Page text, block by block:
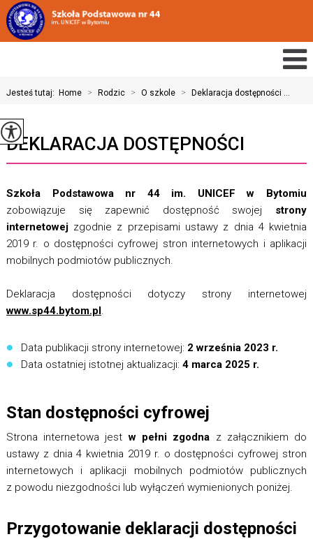
Jesteś tutaj: Home > Rodzic > O szkole > Deklaracja dostępności ...
DEKLARACJA DOSTĘPNOŚCI
Szkoła Podstawowa nr 44 im. UNICEF w Bytomiu
zobowiązuje się zapewnić dostępność swojej strony
internetowejzgodnie z przepisami ustawy z dnia 4 kwietnia
2019 r. o dostępności cyfrowej stron internetowych i aplikacji
mobilnych podmiotów publicznych.
Deklaracja dostępności dotyczy strony internetowej
www.sp44.bytom.pl.
Data publikacji strony internetowej: 2 września 2023 r.
Data ostatniej istotnej aktualizacji:4 marca 2025 r.
Stan dostępności cyfrowej
Strona internetowa jestw pełni zgodna z załącznikiem do
ustawy z dnia 4 kwietnia 2019 r. o dostępności cyfrowej stron
internetowych i aplikacji mobilnych podmiotów publicznych
z powodu niezgodności lub wyłączeń wymienionych poniżej.
Przygotowanie deklaracji dostępności